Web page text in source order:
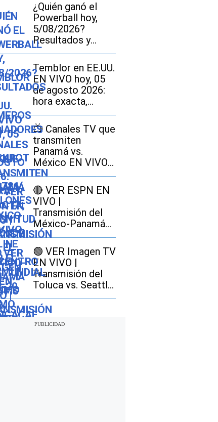
¿Quién ganó el
Powerball hoy,
5/08/2026?
Resultados y
números
ganadores del
jackpot de
US$786 millones
Temblor en EE.UU.
EN VIVO hoy, 05
de agosto 2026:
hora exacta,
magnitud y dónde
fue el epicentro
del último sismo
📺 Canales TV que
transmiten
Panamá vs.
México EN VIVO
ONLINE por el
Premundial Sub-
20 de Concacaf
🔴 VER ESPN EN
VIVO |
Transmisión del
México-Panamá
GRATIS por
Disney Plus online
🟢 VER Imagen TV
EN VIVO |
Transmisión del
Toluca vs. Seattle
Sounders AHORA
por señal abierta